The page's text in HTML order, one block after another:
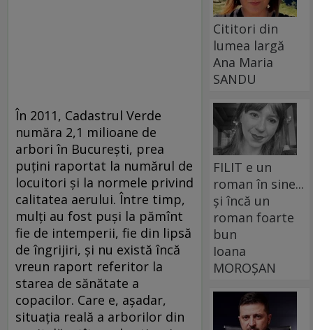
În 2011, Cadastrul Verde
număra 2,1 milioane de
arbori în București, prea
puțini raportat la numărul de
locuitori și la normele privind
calitatea aerului. Între timp,
mulți au fost puși la pămînt
fie de intemperii, fie din lipsă
de îngrijiri, și nu există încă
vreun raport referitor la
starea de sănătate a
copacilor. Care e, așadar,
situația reală a arborilor din
Cititori din
lumea largă
Ana Maria
SANDU
FILIT e un
roman în sine...
și încă un
roman foarte
bun
Ioana
MOROȘAN